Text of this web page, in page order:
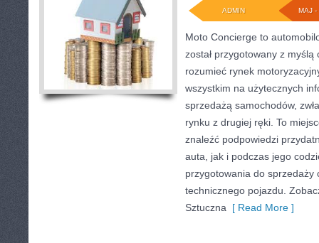
MAJ -
ADMIN
Moto Concierge to
został przygotowany z
rozumieć rynek
wszystkim na użytecznych
sprzedażą samochodów,
rynku z drugiej ręki. To
znaleźć podpowiedzi
auta, jak i podczas jego
przygotowania do sprzedaży
technicznego pojazdu.
Sztuczna [ Read More ]